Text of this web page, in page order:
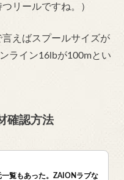
リールですね。）
えばスプールサイズが
ライン16lbが100mとい
確認方法
覧もあった。ZAIONラブな